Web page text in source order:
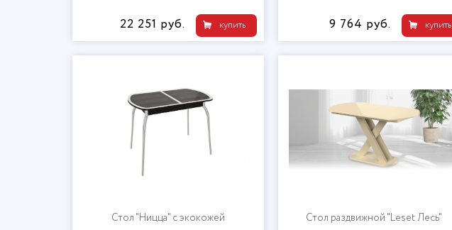
купить
22 251 руб. купить
9 764 руб.
Стол "Ницца" с экокожей Стол раздвижной "Leset Лесь"